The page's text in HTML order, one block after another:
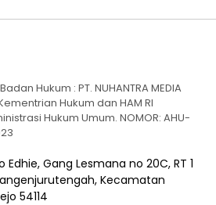
Hukum : PT. NUHANTRA MEDIA
Hukum dan HAM RI
Hukum Umum. NOMOR: AHU-
Edhie, Gang Lesmana no 20C, RT 1
Kecamatan
54114